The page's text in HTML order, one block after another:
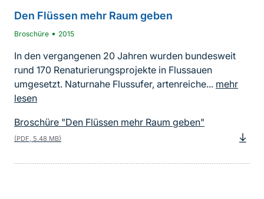
Den Flüssen mehr Raum geben
Broschüre • 2015
In den vergangenen 20 Jahren wurden bundesweit
rund 170 Renaturierungsprojekte in Flussauen
umgesetzt. Naturnahe Flussufer, artenreiche... mehr
lesen
Broschüre "Den Flüssen mehr Raum geben"
(PDF, 5.48 MB)